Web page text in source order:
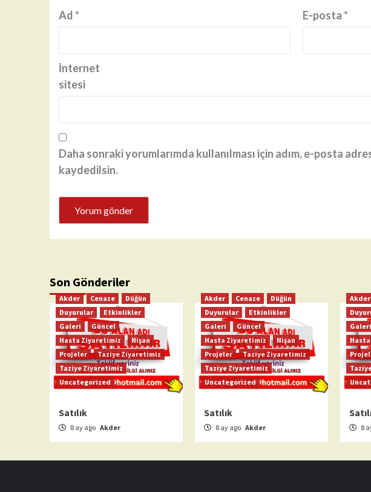
Ad* E-posta*
İnternet
sitesi
Daha sonraki yorumlarımda kullanılması için adım, e-posta
kaydedilsin.
Son Gönderiler
Akder Cenaze
Düğün
Duyurular
Etkinlikler
Galeri
Güncel
Hasta Ziyaretimiz
Nişan
Projeler
Taziye Ziyaretimiz
Taziye Ziyaretimiz
Uncategorized
Satılık
8 ay ago Akder
Akder Cenaze
Düğün
Duyurular
Etkinlikler
Galeri
Güncel
Hasta Ziyaretimiz
Nişan
Projeler
Taziye Ziyaretimiz
Taziye Ziyaretimiz
Uncategorized
Satılık
8 ay ago Akder
Akder
Galeri
8